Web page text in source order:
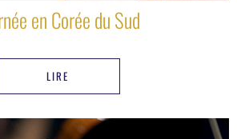
en Corée du Sud
LIRE